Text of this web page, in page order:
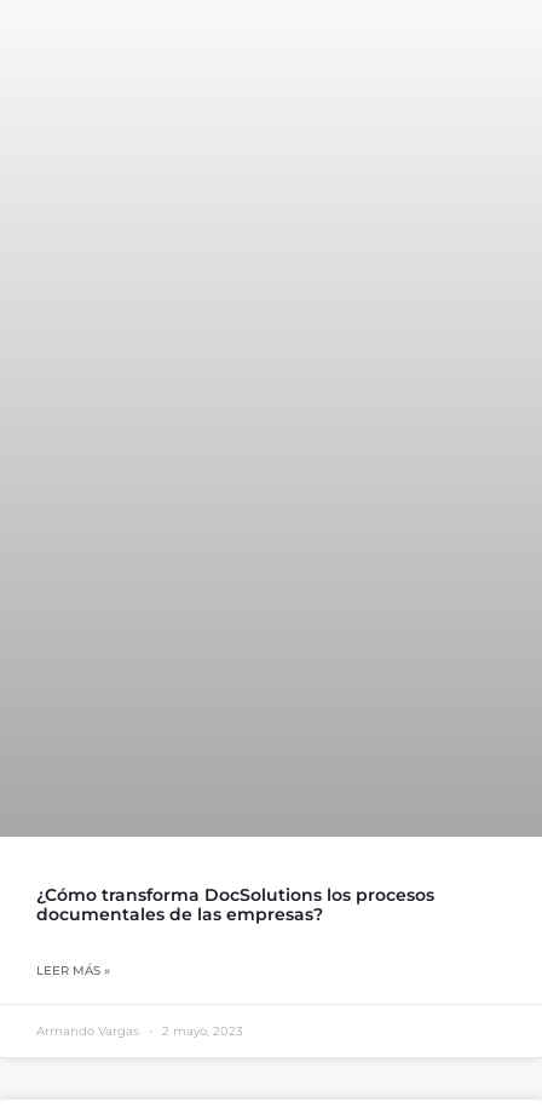
¿Cómo transforma DocSolutions los procesos
documentales de las empresas?
LEER MÁS »
Armando Vargas 2 mayo, 2023